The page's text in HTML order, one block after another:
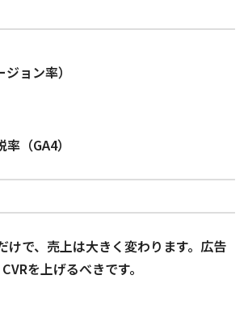
ョン率）
（GA4）
けで、売上は大きく変わります。広告
を上げるべきです。